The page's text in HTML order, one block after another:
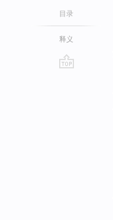
目录
释义